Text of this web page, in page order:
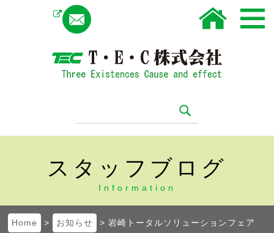
スタッフブログ
Information
Home > お知らせ
> 岩崎トータルソリューションフェア